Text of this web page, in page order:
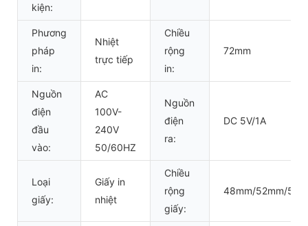
kiện:
Phương
pháp
in:
Nhiệt
trực tiếp
Chiều
rộng
in:
72mm
Nguồn
điện
đầu
vào:
AC
100V-
240V
50/60HZ
Nguồn
điện
ra:
DC 5V/1A
Loại
giấy:
Giấy in
nhiệt
Chiều
rộng
giấy:
48mm/52mm/